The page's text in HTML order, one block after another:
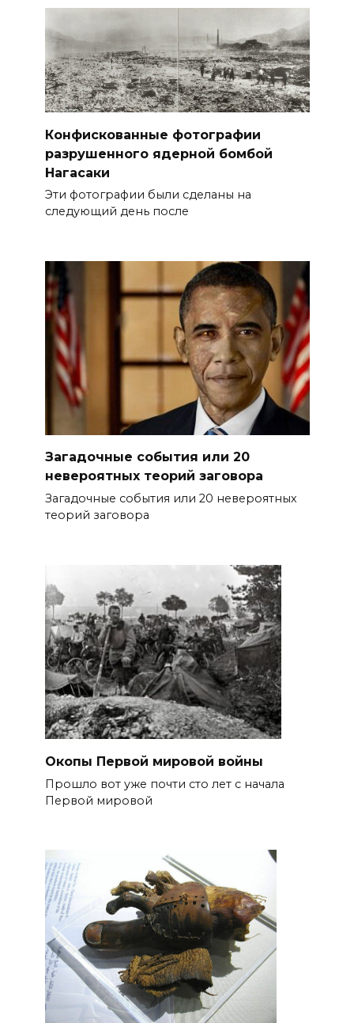
Конфискованные фотографии
разрушенного ядерной бомбой
Нагасаки
Эти фотографии были сделаны на
следующий день после
Загадочные события или 20
невероятных теорий заговора
Загадочные события или 20 невероятных
теорий заговора
Окопы Первой мировой войны
Прошло вот уже почти сто лет с начала
Первой мировой